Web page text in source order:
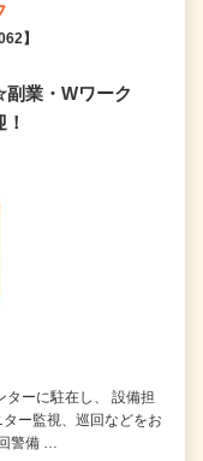
】
副業・Wワーク
ターに駐在し、 設備担
ー監視、巡回などをお
警備 …